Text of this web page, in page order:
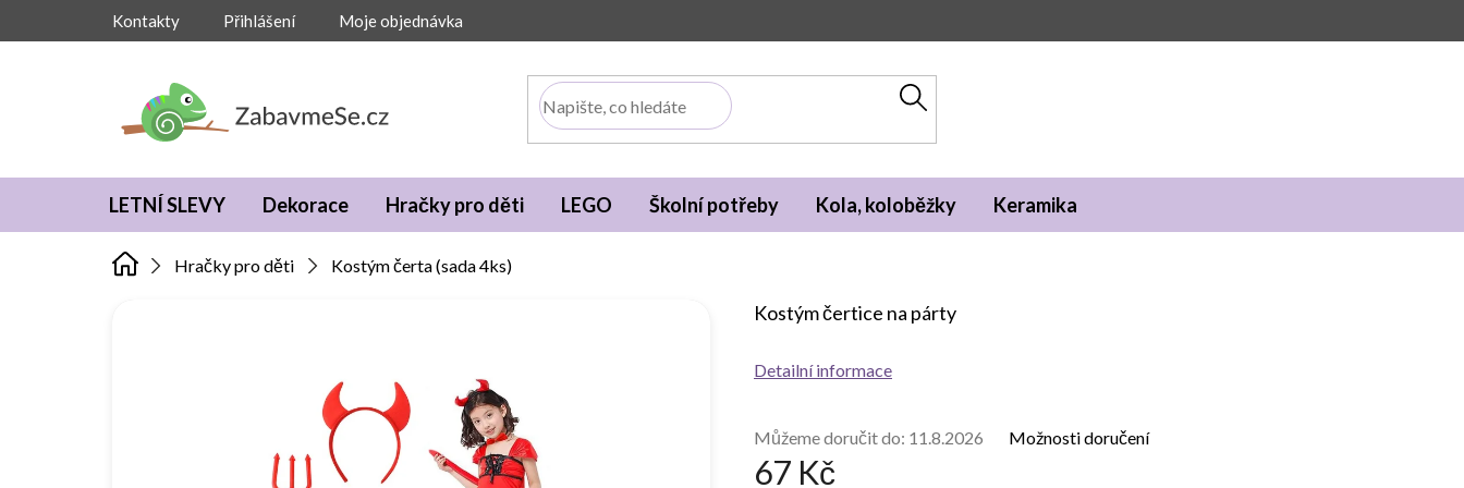
Kontakty Přihlášení Moje objednávka
LETNÍ SLEVY Dekorace Hračky pro děti LEGO Školní potřeby Kola, koloběžky Keramika
Hračky pro děti Kostým čerta (sada 4ks)
67 Kč
Můžeme doručit do: 11.8.2026 Možnosti doručení
Kostým čertice na párty
Detailní informace